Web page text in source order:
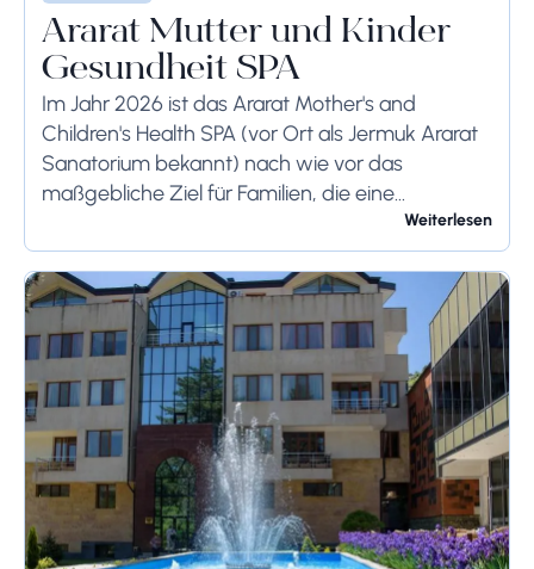
Ararat Mutter und Kinder
Gesundheit SPA
Im Jahr 2026 ist das Ararat Mother's and
Children's Health SPA (vor Ort als Jermuk Ararat
Sanatorium bekannt) nach wie vor das
maßgebliche Ziel für Familien, die eine
professionelle medizinische Rehabilitation im
armenischen Hochland suchen ....
Weiterlesen